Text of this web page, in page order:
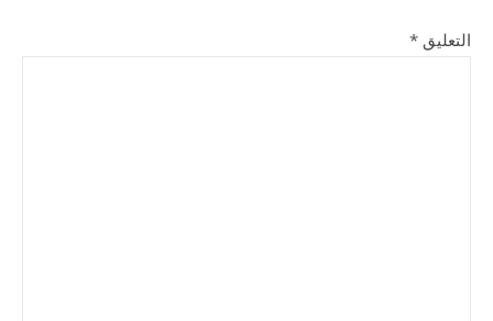
التعليق *